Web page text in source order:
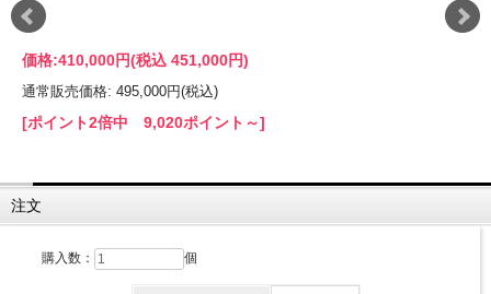
価格:410,000円(税込 451,000円)
通常販売価格: 495,000円(税込)
[ポイント2倍中 9,020ポイント～]
注文
購入数： 個